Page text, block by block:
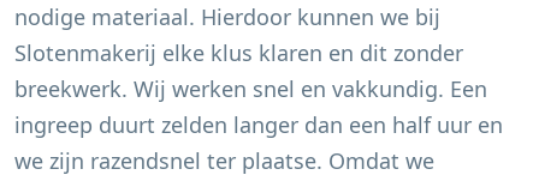
nodige materiaal. Hierdoor kunnen we bij
Slotenmakerij elke klus klaren en dit zonder
breekwerk. Wij werken snel en vakkundig. Een
ingreep duurt zelden langer dan een half uur en
we zijn razendsnel ter plaatse. Omdat we